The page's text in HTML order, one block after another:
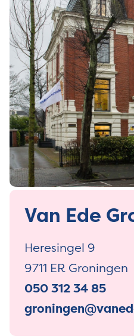
Van Ede
Heresingel 9
9711 ER Groningen
050 312 34 85